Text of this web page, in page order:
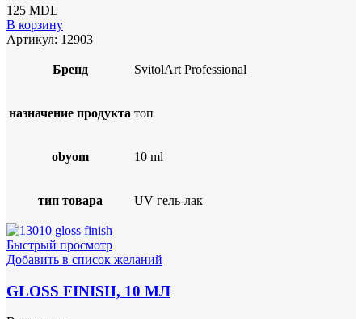
125 MDL
В корзину
Артикул: 12903
Бренд SvitolArt Professional
назначение продукта топ
obyom 10 ml
тип товара UV гель-лак
Быстрый просмотр
Добавить в список желаний
GLOSS FINISH, 10 МЛ